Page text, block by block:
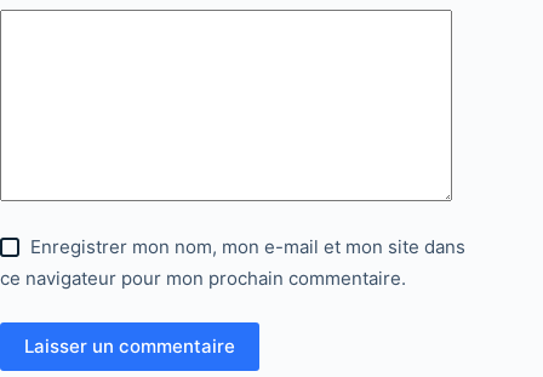
Enregistrer mon nom, mon e-mail et mon site dans
ce navigateur pour mon prochain commentaire.
Laisser un commentaire